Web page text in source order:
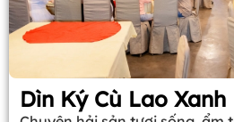
Dìn Ký Cù Lao Xanh